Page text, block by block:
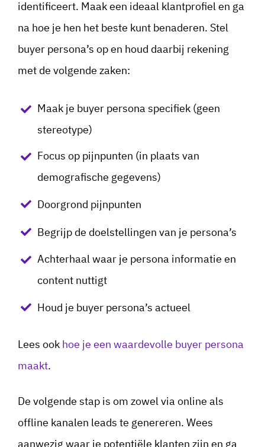
identificeert. Maak een ideaal klantprofiel en ga
na hoe je hen het beste kunt benaderen. Stel
buyer persona’s op en houd daarbij rekening
met de volgende zaken:
Maak je buyer persona specifiek (geen
stereotype)
Focus op pijnpunten (in plaats van
demografische gegevens)
Doorgrond pijnpunten
Begrijp de doelstellingen van je persona’s
Achterhaal waar je persona informatie en
content nuttigt
Houd je buyer persona’s actueel
Lees ook hoe je een waardevolle buyer persona
maakt.
De volgende stap is om zowel via online als
offline kanalen leads te genereren. Wees
aanwezig waar je potentiële klanten zijn en ga